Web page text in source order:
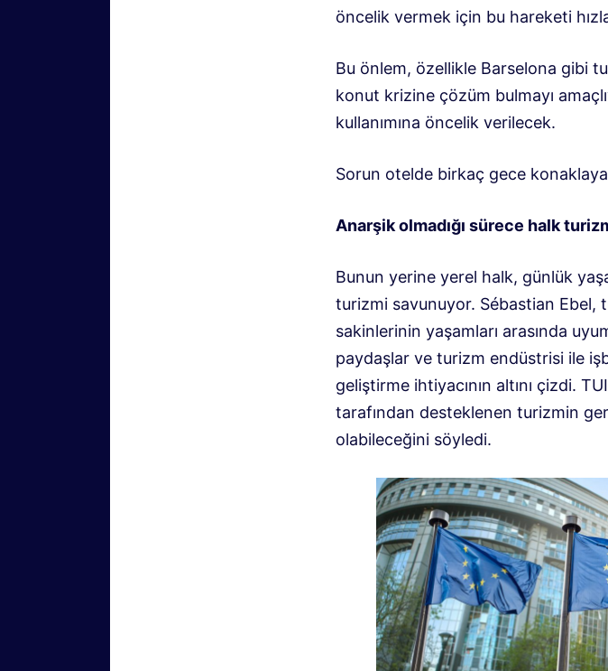
öncelik vermek için bu hareketi
Bu önlem, özellikle Barselona gibi
konut krizine çözüm bulmayı
kullanımına öncelik verilecek.
Sorun otelde birkaç gece
Anarşik olmadığı sürece halk
Bunun yerine yerel halk, günlük
turizmi savunuyor. Sébastian Ebel,
sakinlerinin yaşamları arasında
paydaşlar ve turizm endüstrisi ile
geliştirme ihtiyacının altını çizdi.
tarafından desteklenen turizmin
olabileceğini söyledi.